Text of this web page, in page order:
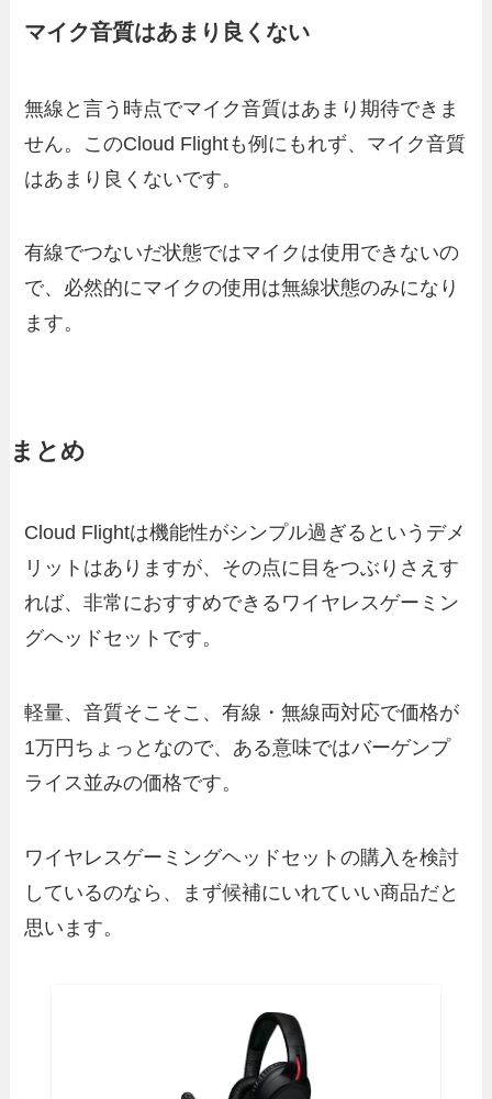
マイク音質はあまり良くない
無線と言う時点でマイク音質はあまり期待できま
せん。このCloud Flightも例にもれず、マイク音質
はあまり良くないです。
有線でつないだ状態ではマイクは使用できないの
で、必然的にマイクの使用は無線状態のみになり
ます。
まとめ
Cloud Flightは機能性がシンプル過ぎるというデメ
リットはありますが、その点に目をつぶりさえす
れば、非常におすすめできるワイヤレスゲーミン
グヘッドセットです。
軽量、音質そこそこ、有線・無線両対応で価格が
1万円ちょっとなので、ある意味ではバーゲンプ
ライス並みの価格です。
ワイヤレスゲーミングヘッドセットの購入を検討
しているのなら、まず候補にいれていい商品だと
思います。